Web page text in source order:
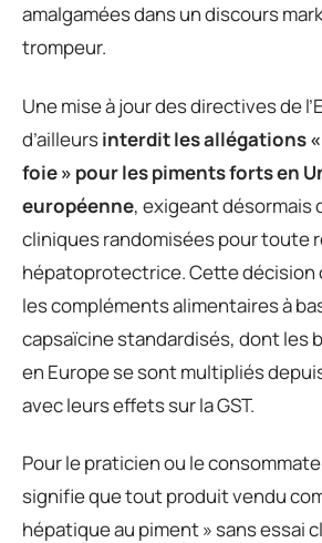
amalgamées dans un discours
trompeur.
Une mise à jour des directives de
d’ailleursinterdit les allégations
foie » pour les piments forts en
européenne, exigeant désormais
cliniques randomisées pour toute
hépatoprotectrice. Cette décision
les compléments alimentaires à
capsaïcine standardisés, dont les
en Europe se sont multipliés
avec leurs effets sur la GST.
Pour le praticien ou le
signifie que tout produit vendu
hépatique au piment » sans essai